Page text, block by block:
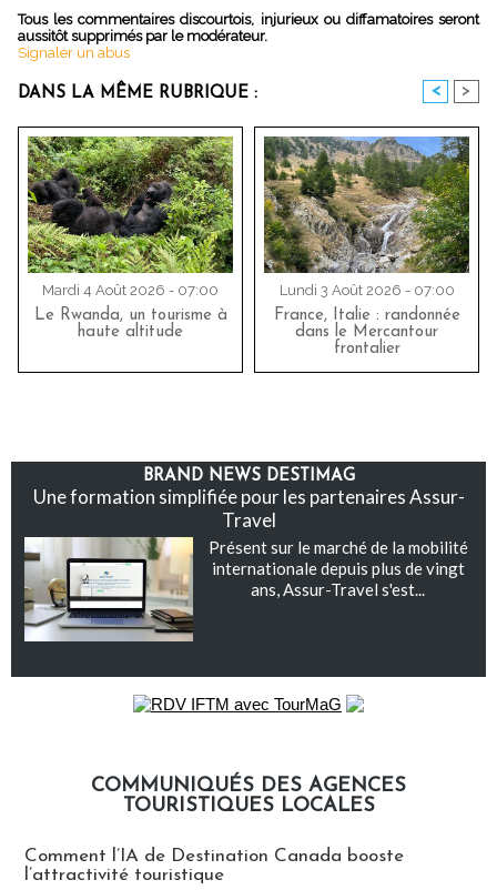
Tous les commentaires discourtois, injurieux ou diffamatoires seront
aussitôt supprimés par le modérateur.
Signaler un abus
DANS LA MÊME RUBRIQUE : < >
Mardi 4 Août 2026 - 07:00
Le Rwanda, un tourisme à
haute altitude
Lundi 3 Août 2026 - 07:00
France, Italie : randonnée
dans le Mercantour
frontalier
BRAND NEWS DESTIMAG
Une formation simplifiée pour les partenaires Assur-
Travel
Présent sur le marché de la mobilité
internationale depuis plus de vingt
ans, Assur-Travel s'est...
COMMUNIQUÉS DES AGENCES
TOURISTIQUES LOCALES
Comment l’IA de Destination Canada booste
l’attractivité touristique